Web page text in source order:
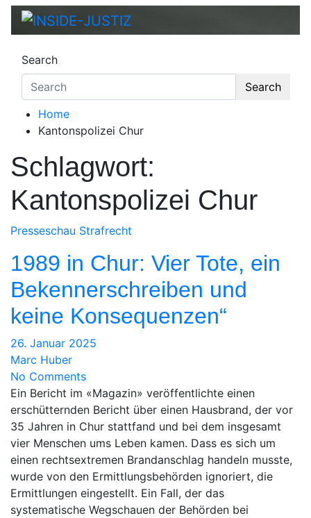
Skip
Search
Search
Home
Kantonspolizei Chur
Schlagwort:
Kantonspolizei Chur
Presseschau Strafrecht
1989 in Chur: Vier Tote, ein
Bekennerschreiben und
keine Konsequenzen“
26. Januar 2025
Marc Huber
No Comments
Ein Bericht im «Magazin» veröffentlichte einen
erschütternden Bericht über einen Hausbrand, der vor
35 Jahren in Chur stattfand und bei dem insgesamt
vier Menschen ums Leben kamen. Dass es sich um
einen rechtsextremen Brandanschlag handeln musste,
wurde von den Ermittlungsbehörden ignoriert, die
Ermittlungen eingestellt. Ein Fall, der das
systematische Wegschauen der Behörden bei